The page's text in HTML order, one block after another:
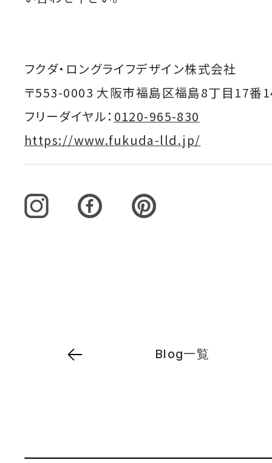
フクダ・ロングライフデザイン株式会社
〒553-0003 大阪市福島区福島8丁目17番
フリーダイヤル： 0120-965-830
https://www.fukuda-lld.jp/
Blog一覧